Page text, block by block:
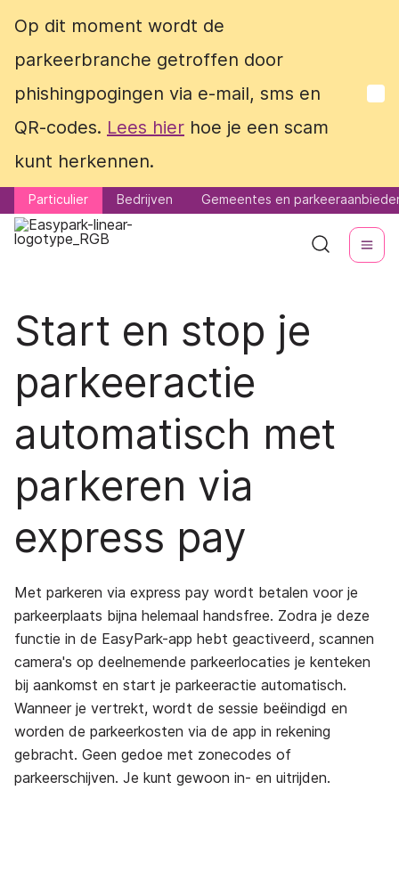
Op dit moment wordt de
parkeerbranche getroffen door
phishingpogingen via e-mail, sms en
QR-codes. Lees hier hoe je een scam
kunt herkennen.
Particulier Bedrijven Gemeentes en
Op dit moment wordt de
parkeerbranche getroffen door
phishingpogingen via e-mail, sms en
QR-codes. Lees hier hoe je een scam
kunt herkennen.
Particulier Bedrijven Gemeentes en
Start en stop je
parkeeractie
automatisch met
parkeren via
express pay
Met parkeren via express pay wordt betalen voor je
parkeerplaats bijna helemaal handsfree. Zodra je deze
functie in de EasyPark-app hebt geactiveerd, scannen
camera's op deelnemende parkeerlocaties je kenteken
bij aankomst en start je parkeeractie automatisch.
Wanneer je vertrekt, wordt de sessie beëindigd en
worden de parkeerkosten via de app in rekening
gebracht. Geen gedoe met zonecodes of
parkeerschijven. Je kunt gewoon in- en uitrijden.